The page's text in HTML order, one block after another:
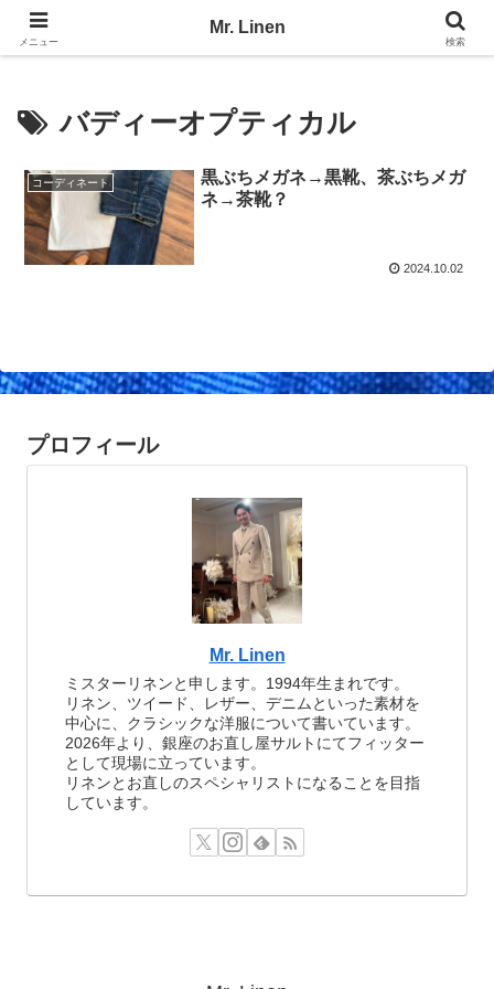
No Linen, No Life
バディーオプティカル
コーディネート
黒ぶちメガネ→黒靴、茶ぶちメガ
ネ→茶靴？
2024.10.02
プロフィール
Mr. Linen
ミスターリネンと申します。1994年生まれです。
リネン、ツイード、レザー、デニムといった素材を
中心に、クラシックな洋服について書いています。
2026年より、銀座のお直し屋サルトにてフィッター
として現場に立っています。
リネンとお直しのスペシャリストになることを目指
しています。
メニュー
Mr. Linen
検索